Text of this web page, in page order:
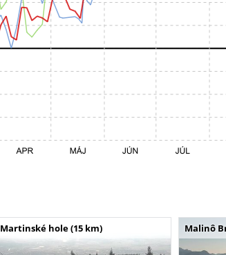
Martinské hole (15 km) Malinô